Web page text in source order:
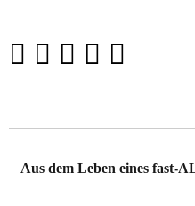
Aus dem Leben eines fast-